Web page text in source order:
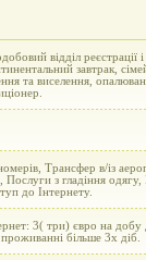
відділ
завтрак,
та виселення,
Трансфер в/із
з гладіння
до Інтернету.
3( три) євро на
більше 3х діб.